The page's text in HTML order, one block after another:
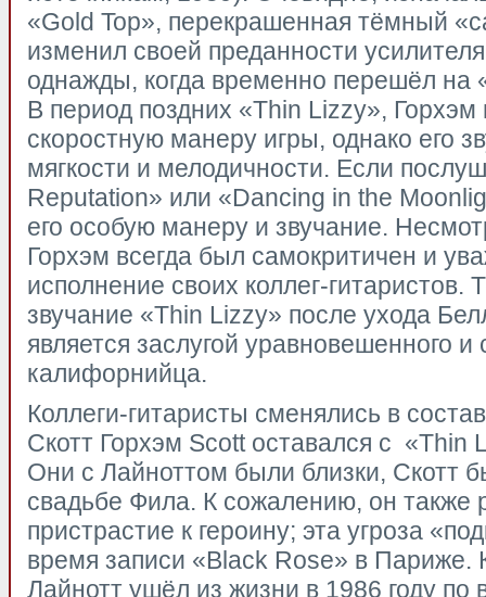
«Gold Top», перекрашенная тёмный
изменил своей преданности
однажды, когда временно перешёл на
В период поздних «Thin Lizzy»,
скоростную манеру игры, однако его
мягкости и мелодичности. Если
Reputation» или «Dancing in the
его особую манеру и звучание.
Горхэм всегда был самокритичен и
исполнение своих коллег-гитаристов.
звучание «Thin Lizzy» после ухода
является заслугой уравновешенного и
калифорнийца.
Коллеги-гитаристы сменялись в
Скотт Горхэм Scott оставался с «Thin
Они с Лайноттом были близки, Скотт
свадьбе Фила. К сожалению, он также
пристрастие к героину; эта угроза
время записи «Black Rose» в Париже.
Лайнотт ушёл из жизни в 1986 году по